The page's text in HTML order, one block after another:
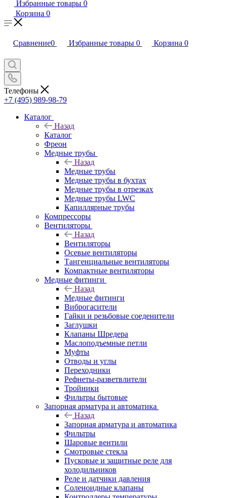
Избранные товары 0
Корзина 0
Сравнение0 Избранные товары 0 Корзина 0
Телефоны
+7 (495) 989-98-79
Каталог
Назад
Каталог
Фреон
Медные трубы
Назад
Медные трубы
Медные трубы в бухтах
Медные трубы в отрезках
Медные трубы LWC
Капиллярные трубы
Компрессоры
Вентиляторы
Назад
Вентиляторы
Осевые вентиляторы
Тангенциальные вентиляторы
Компактные вентиляторы
Медные фитинги
Назад
Медные фитинги
Виброгасители
Гайки и резьбовые соеденители
Заглушки
Клапаны Шредера
Маслоподъемные петли
Муфты
Отводы и углы
Переходники
Рефнеты-разветвлители
Тройники
Фильтры бытовые
Запорная арматура и автоматика
Назад
Запорная арматура и автоматика
Фильтры
Шаровые вентили
Смотровые стекла
Пусковые и защитные реле для
холодильников
Реле и датчики давления
Соленоидные клапаны